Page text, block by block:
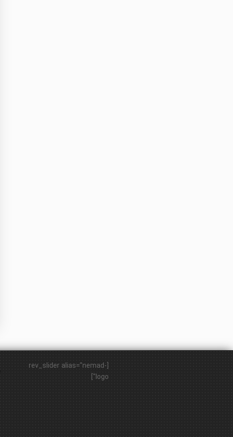
[rev_slider alias="nemad-
logo"]